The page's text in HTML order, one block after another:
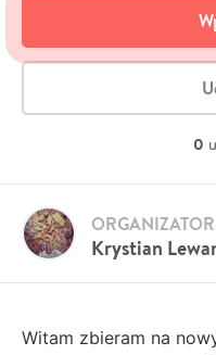
0
Krystian
Witam zbieram na